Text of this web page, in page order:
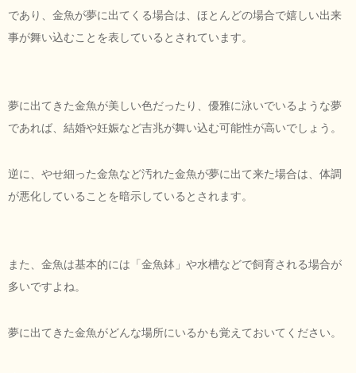
であり、金魚が夢に出てくる場合は、ほとんどの場合で嬉しい出来
事が舞い込むことを表しているとされています。
夢に出てきた金魚が美しい色だったり、優雅に泳いでいるような夢
であれば、結婚や妊娠など吉兆が舞い込む可能性が高いでしょう。
逆に、やせ細った金魚など汚れた金魚が夢に出て来た場合は、体調
が悪化していることを暗示しているとされます。
また、金魚は基本的には「金魚鉢」や水槽などで飼育される場合が
多いですよね。
夢に出てきた金魚がどんな場所にいるかも覚えておいてください。